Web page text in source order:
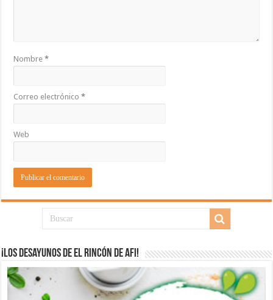
Nombre*
Correo electrónico*
Web
¡Los desayunos de El Rincón de Afi!